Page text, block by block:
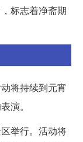
标志着净斋期
将持续到元宵
演。
举行。活动将